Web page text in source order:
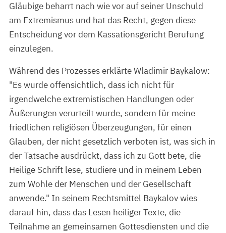
Gläubige beharrt nach wie vor auf seiner Unschuld
am Extremismus und hat das Recht, gegen diese
Entscheidung vor dem Kassationsgericht Berufung
einzulegen.
Während des Prozesses erklärte Wladimir Baykalow:
"Es wurde offensichtlich, dass ich nicht für
irgendwelche extremistischen Handlungen oder
Äußerungen verurteilt wurde, sondern für meine
friedlichen religiösen Überzeugungen, für einen
Glauben, der nicht gesetzlich verboten ist, was sich in
der Tatsache ausdrückt, dass ich zu Gott bete, die
Heilige Schrift lese, studiere und in meinem Leben
zum Wohle der Menschen und der Gesellschaft
anwende." In seinem Rechtsmittel Baykalov wies
darauf hin, dass das Lesen heiliger Texte, die
Teilnahme an gemeinsamen Gottesdiensten und die